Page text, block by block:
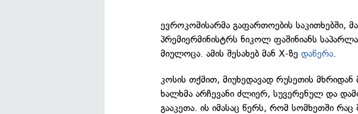
ევროკომისარმა გაფართოების საკითხებში,
პრემიერმინისტრს ნიკოლ ფაშინიანს
მიულოცა. ამის შესახებ მან X-ზედაწერა.
კოსის თქმით, მიუხედავად რუსეთის მხრიდან
ხალხმა არჩევანი ძლიერ, სუვერენულ და
გააკეთა. ის იმასაც წერს, რომ სომხეთში რაც